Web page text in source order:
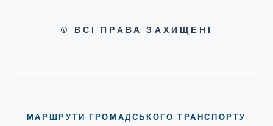
© ВСІ ПРАВА ЗАХИЩЕНІ
МАРШРУТИ ГРОМАДСЬКОГО ТРАНСПОРТУ